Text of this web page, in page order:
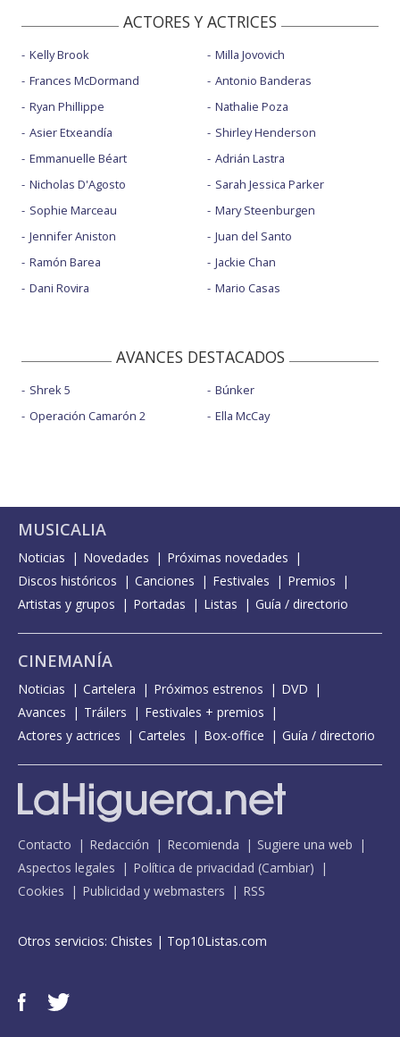
ACTORES Y ACTRICES
Kelly Brook
Frances McDormand
Ryan Phillippe
Asier Etxeandía
Emmanuelle Béart
Nicholas D'Agosto
Sophie Marceau
Jennifer Aniston
Ramón Barea
Dani Rovira
Milla Jovovich
Antonio Banderas
Nathalie Poza
Shirley Henderson
Adrián Lastra
Sarah Jessica Parker
Mary Steenburgen
Juan del Santo
Jackie Chan
Mario Casas
AVANCES DESTACADOS
Shrek 5
Operación Camarón 2
Búnker
Ella McCay
MUSICALIA
Noticias Novedades
Próximas novedades
Discos históricos
Canciones Festivales
Premios
Artistas y grupos
Portadas Listas Guía / directorio
CINEMANÍA
Noticias Cartelera Próximos estrenos
DVD
Avances
Tráilers
Festivales + premios
Actores y actrices
Carteles Box-office Guía / directorio
Contacto Redacción Recomienda
Sugiere una web
Aspectos legales
Política de privacidad (Cambiar)
Cookies
Publicidad y webmasters RSS
Otros servicios: Chistes | Top10Listas.com